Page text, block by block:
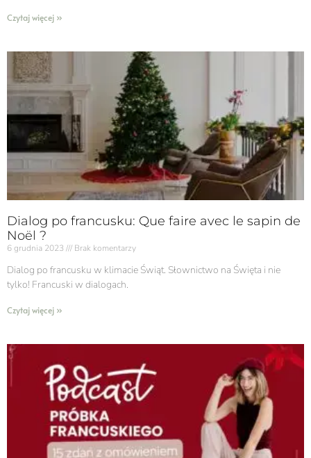
Czytaj więcej »
Dialog po francusku: Que faire avec le sapin de
Noël ?
6 grudnia 2023 Brak komentarzy
Dialog po francusku w klimacie Świąt. Słownictwo na Święta i nie
tylko! Francuski w dialogach.
Czytaj więcej »